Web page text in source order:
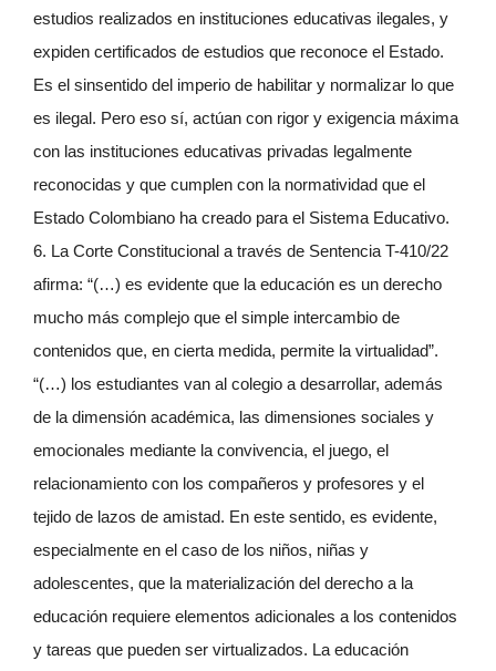
estudios realizados en instituciones educativas ilegales, y
expiden certificados de estudios que reconoce el Estado.
Es el sinsentido del imperio de habilitar y normalizar lo que
es ilegal. Pero eso sí, actúan con rigor y exigencia máxima
con las instituciones educativas privadas legalmente
reconocidas y que cumplen con la normatividad que el
Estado Colombiano ha creado para el Sistema Educativo.
6. La Corte Constitucional a través de Sentencia T-410/22
afirma: “(…) es evidente que la educación es un derecho
mucho más complejo que el simple intercambio de
contenidos que, en cierta medida, permite la virtualidad”.
“(…) los estudiantes van al colegio a desarrollar, además
de la dimensión académica, las dimensiones sociales y
emocionales mediante la convivencia, el juego, el
relacionamiento con los compañeros y profesores y el
tejido de lazos de amistad. En este sentido, es evidente,
especialmente en el caso de los niños, niñas y
adolescentes, que la materialización del derecho a la
educación requiere elementos adicionales a los contenidos
y tareas que pueden ser virtualizados. La educación